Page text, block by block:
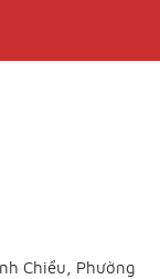
Chiểu, Phường